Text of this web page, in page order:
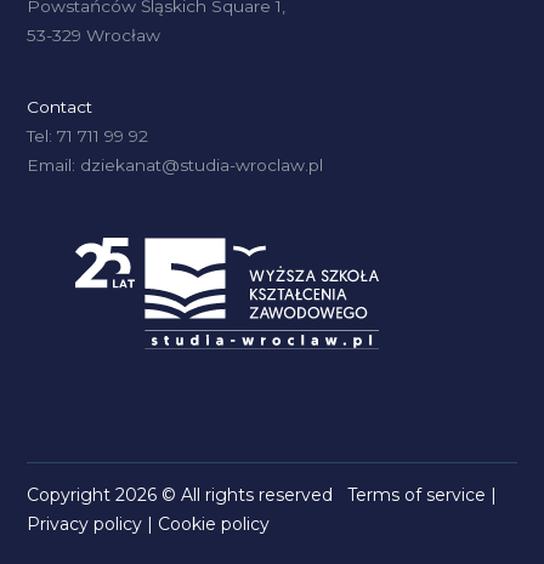
Powstańców Śląskich Square 1,
53-329 Wrocław
Contact
Tel: 71 711 99 92
Email: dziekanat@studia-wroclaw.pl
Copyright 2026 © All rights reservedTerms of service
Privacy policy
Cookie policy